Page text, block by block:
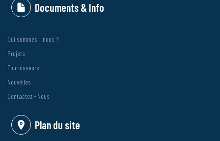
Documents & Info
Qui sommes – nous ?
Projets
Fournisseurs
Nouvelles
Contactez - Nous
Plan du site